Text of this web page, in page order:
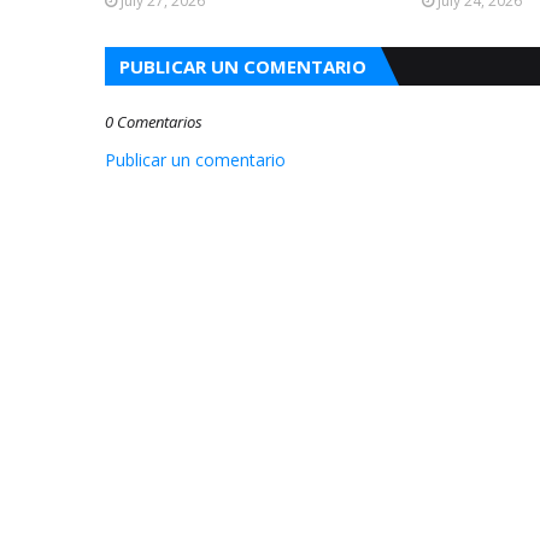
PUBLICAR UN COMENTARIO
0 Comentarios
Publicar un comentario